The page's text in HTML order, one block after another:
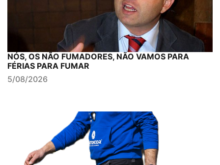
NÓS, OS NÃO FUMADORES, NÃO VAMOS PARA
FÉRIAS PARA FUMAR
5/08/2026